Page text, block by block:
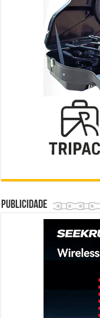
Publicidade